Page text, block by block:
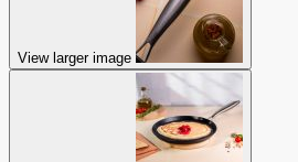
View larger image